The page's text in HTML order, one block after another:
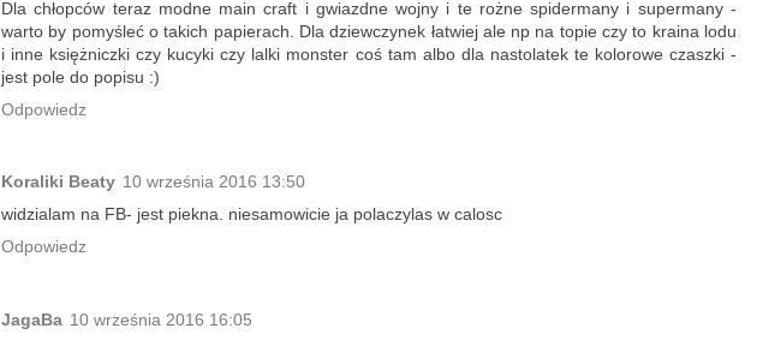
Dla chłopców teraz modne main craft i gwiazdne wojny i te rożne spidermany i supermany -
warto by pomyśleć o takich papierach. Dla dziewczynek łatwiej ale np na topie czy to kraina lodu
i inne księżniczki czy kucyki czy lalki monster coś tam albo dla nastolatek te kolorowe czaszki -
jest pole do popisu :)
Odpowiedz
Koraliki Beaty 10 września 2016 13:50
widzialam na FB- jest piekna. niesamowicie ja polaczylas w calosc
Odpowiedz
JagaBa 10 września 2016 16:05